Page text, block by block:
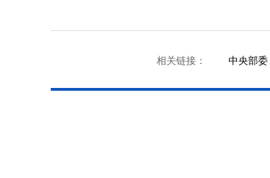
相关链接： 中央部委